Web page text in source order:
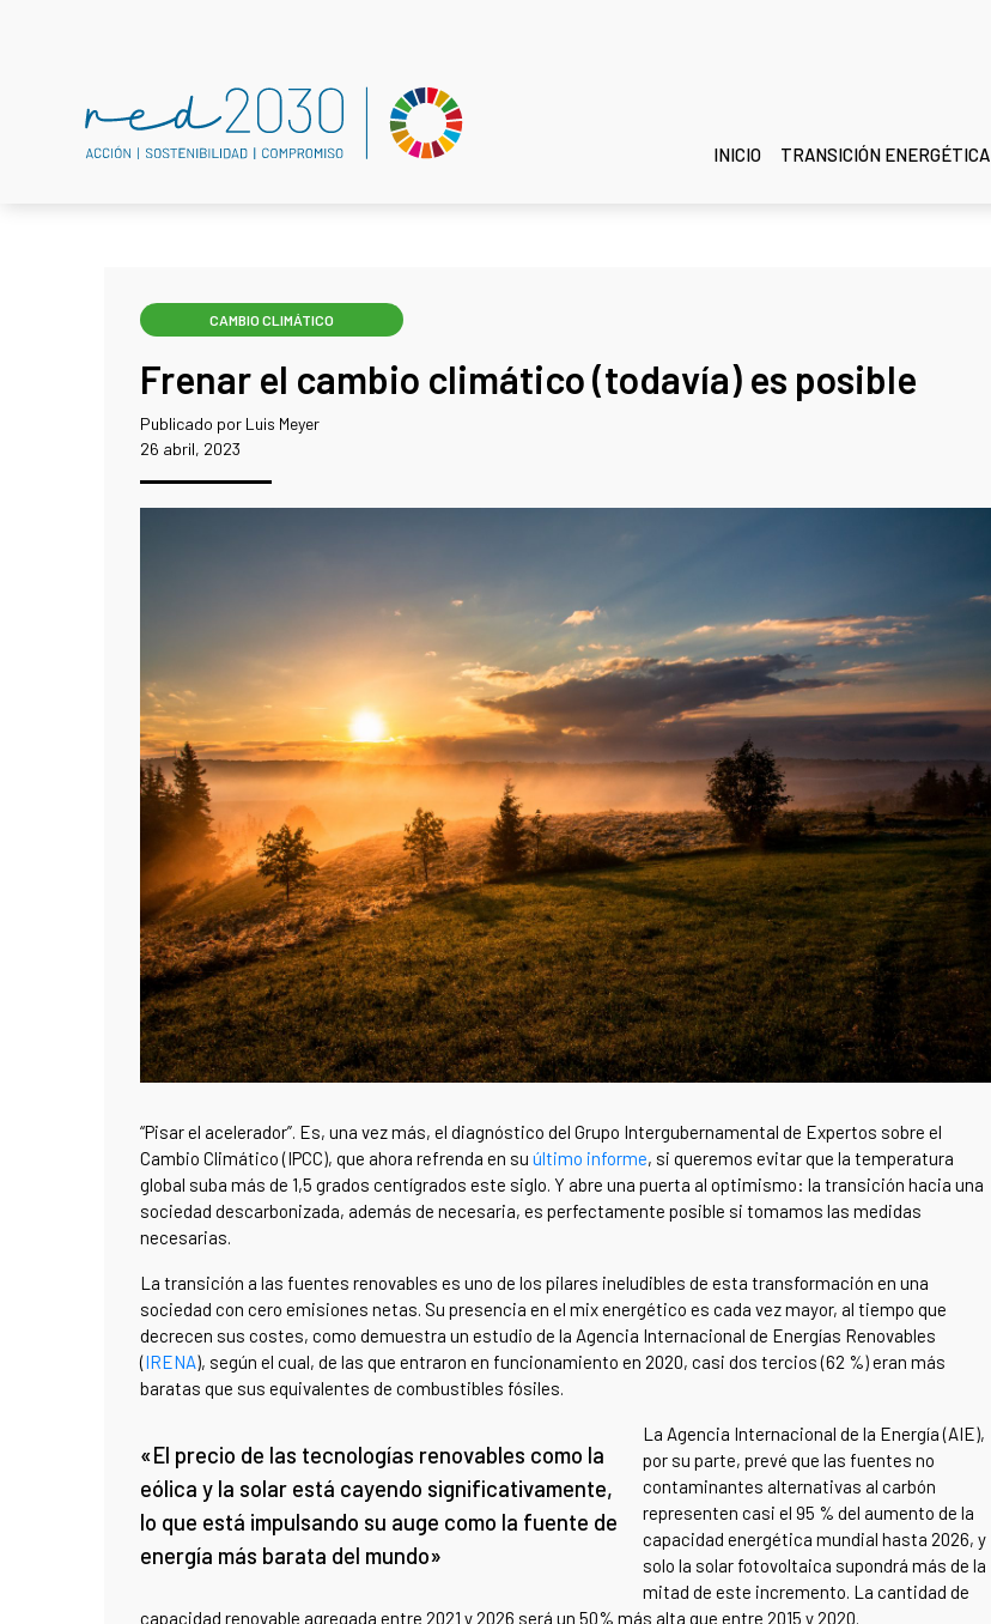
INICIO TRANSICIÓN ENERGÉTICA
CAMBIO CLIMÁTICO
Frenar el cambio climático (todavía) es posible
Publicado por Luis Meyer
26 abril, 2023
“Pisar el acelerador”. Es, una vez más, el diagnóstico del Grupo Intergubernamental de Expertos sobre el
Cambio Climático (IPCC), que ahora refrenda en su último informe, si queremos evitar que la temperatura
global suba más de 1,5 grados centígrados este siglo. Y abre una puerta al optimismo: la transición hacia una
sociedad descarbonizada, además de necesaria, es perfectamente posible si tomamos las medidas
necesarias.
La transición a las fuentes renovables es uno de los pilares ineludibles de esta transformación en una
sociedad con cero emisiones netas. Su presencia en el mix energético es cada vez mayor, al tiempo que
decrecen sus costes, como demuestra un estudio de la Agencia Internacional de Energías Renovables
(IRENA), según el cual, de las que entraron en funcionamiento en 2020, casi dos tercios (62 %) eran más
baratas que sus equivalentes de combustibles fósiles.
«El precio de las tecnologías renovables como la
eólica y la solar está cayendo significativamente,
lo que está impulsando su auge como la fuente de
energía más barata del mundo»
La Agencia Internacional de la Energía (AIE),
por su parte, prevé que las fuentes no
contaminantes alternativas al carbón
representen casi el 95 % del aumento de la
capacidad energética mundial hasta 2026, y
solo la solar fotovoltaica supondrá más de la
mitad de este incremento. La cantidad de
capacidad renovable agregada entre 2021 y 2026 será un 50% más alta que entre 2015 y 2020.